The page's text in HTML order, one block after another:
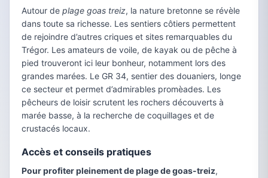
Autour de plage goas treiz, la nature bretonne se révèle
dans toute sa richesse. Les sentiers côtiers permettent
de rejoindre d’autres criques et sites remarquables du
Trégor. Les amateurs de voile, de kayak ou de pêche à
pied trouveront ici leur bonheur, notamment lors des
grandes marées. Le GR 34, sentier des douaniers, longe
ce secteur et permet d’admirables promèades. Les
pêcheurs de loisir scrutent les rochers découverts à
marée basse, à la recherche de coquillages et de
crustacés locaux.
Accès et conseils pratiques
Pour profiter pleinement de plage de goas-treiz,